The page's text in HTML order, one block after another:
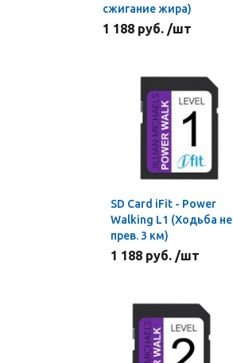
сжигание жира)
1 188 руб. /шт
SD Card iFit - Power
Walking L1 (Ходьба не
прев. 3 км)
1 188 руб. /шт